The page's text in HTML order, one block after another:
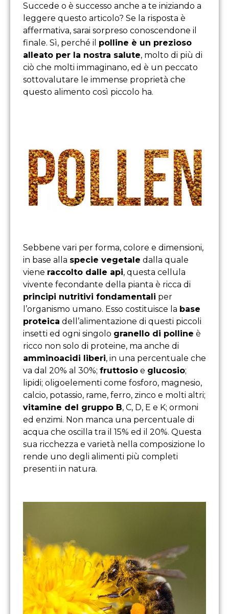
Succede o è successo anche a te iniziando a
leggere questo articolo? Se la risposta è
affermativa, sarai sorpreso conoscendone il
finale. Sì, perché il polline è un prezioso
alleato per la nostra salute, molto di più di
ciò che molti immaginano, ed è un peccato
sottovalutare le immense proprietà che
questo alimento così piccolo ha.
Sebbene vari per forma, colore e dimensioni,
in base alla specie vegetale dalla quale
viene raccolto dalle api, questa cellula
vivente fecondante della pianta è ricca di
principi nutritivi fondamentali per
l’organismo umano. Esso costituisce la base
proteica dell’alimentazione di questi piccoli
insetti ed ogni singolo granello di polline è
ricco non solo di proteine, ma anche di
amminoacidi liberi, in una percentuale che
va dal 20% al 30%; fruttosio e glucosio;
lipidi; oligoelementi come fosforo, magnesio,
calcio, potassio, rame, ferro, zinco e molti altri;
vitamine del gruppo B, C, D, E e K; ormoni
ed enzimi. Non manca una percentuale di
acqua che oscilla tra il 15% ed il 20%. Questa
sua ricchezza e varietà nella composizione lo
rende uno degli alimenti più completi
presenti in natura.